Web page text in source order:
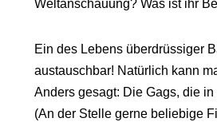
Weltanschauung? Was ist ihr
Ein des Lebens überdrüssiger
austauschbar! Natürlich kann
Anders gesagt: Die Gags, die in
(An der Stelle gerne beliebige